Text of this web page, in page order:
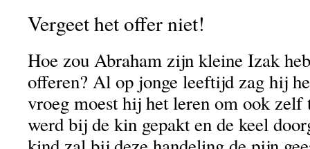
Vergeet het offer niet!
Hoe zou Abraham zijn kleine Izak
offeren? Al op jonge leeftijd zag hij
vroeg moest hij het leren om ook
werd bij de kin gepakt en de keel